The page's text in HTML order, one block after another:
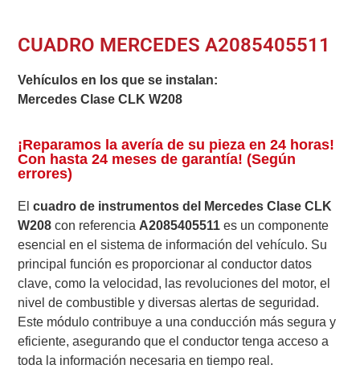
CUADRO MERCEDES A2085405511
Vehículos en los que se instalan:
Mercedes Clase CLK W208
¡Reparamos la avería de su pieza en 24 horas!
Con hasta 24 meses de garantía! (Según
errores)
Elcuadro de instrumentos del Mercedes Clase CLK
W208con referencia A2085405511 es un componente
esencial en el sistema de información del vehículo. Su
principal función es proporcionar al conductor datos
clave, como la velocidad, las revoluciones del motor, el
nivel de combustible y diversas alertas de seguridad.
Este módulo contribuye a una conducción más segura y
eficiente, asegurando que el conductor tenga acceso a
toda la información necesaria en tiempo real.